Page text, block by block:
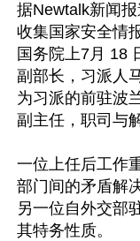
据Newtalk新闻
收集国家安全情
国务院上7月 18
副部长，习派人
为习派的前驻波
副主任，职司与
一位上任后工作
部门间的矛盾解
另一位自外交部
其特务性质。